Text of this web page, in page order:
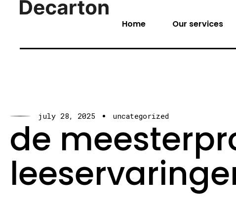
Home Our services
july 28, 2025 uncategorized
de